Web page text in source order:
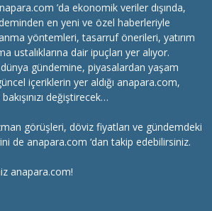
’da ekonomik veriler dışında,
en yeni ve özel haberleriyle
yöntemleri, tasarruf önerileri, yatırım
ustalıklarına dair ipuçları yer alıyor.
gündemine, piyasalardan yaşam
içeriklerin yer aldığı anapara.com,
değiştirecek…
görüşleri, döviz fiyatları ve gündemdeki
de anapara.com ‘dan takip edebilirsiniz.
anapara.com!